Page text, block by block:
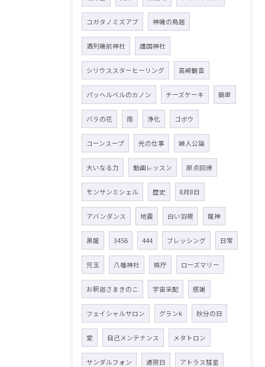
コガタノミズアブ 神磯の鳥居
酒列磯前神社 護国神社
シリウススターヒーリング 高崎観音
パッヘルベルのカノン チーズケーキ 簡単
バラの花 雨 浄化 ゴボウ
コーンスープ 光の仕事 婦人公論
大いなる力 動画レッスン 原点回帰
モンサンミシェル 歴史 8月8日
アバンダンス 地震 白い羽根 龍神
黒龍 3456 444 ブレッシング 日常
児玉 八幡神社 県庁 ローズマリー
お釈迦さまきのこ 宇宙采配 感謝
フェイシャルサロン グランk 秋分の日
愛 自己メンテナンス メタトロン
サンダルフォン 通院日 アトラス彗星